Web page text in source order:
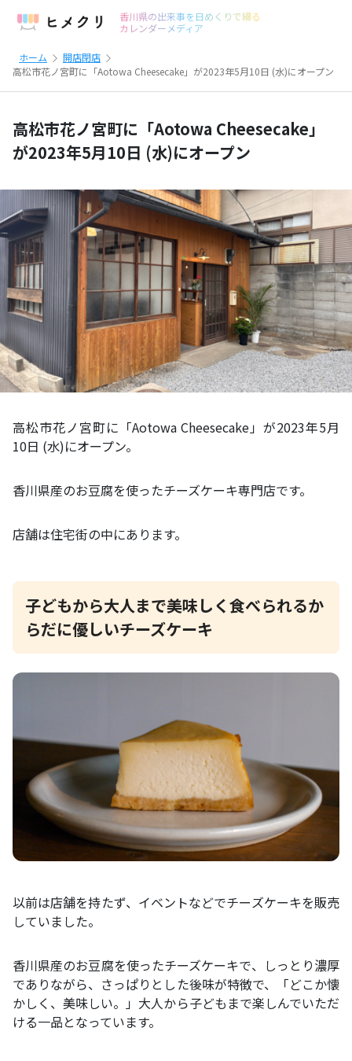
香川県の出来事を日めくりで綴る
カレンダーメディア
ホーム
開店閉店
高松市花ノ宮町に「Aotowa Cheesecake」が2023年5月10日 (水)にオープン
高松市花ノ宮町に「Aotowa Cheesecake」
が2023年5月10日 (水)にオープン
高松市花ノ宮町に「Aotowa Cheesecake」が2023年5月
10日 (水)にオープン。
香川県産のお豆腐を使ったチーズケーキ専門店です。
店舗は住宅街の中にあります。
子どもから大人まで美味しく食べられるか
らだに優しいチーズケーキ
以前は店舗を持たず、イベントなどでチーズケーキを販売
していました。
香川県産のお豆腐を使ったチーズケーキで、しっとり濃厚
でありながら、さっぱりとした後味が特徴で、「どこか懐
かしく、美味しい。」大人から子どもまで楽しんでいただ
ける一品となっています。